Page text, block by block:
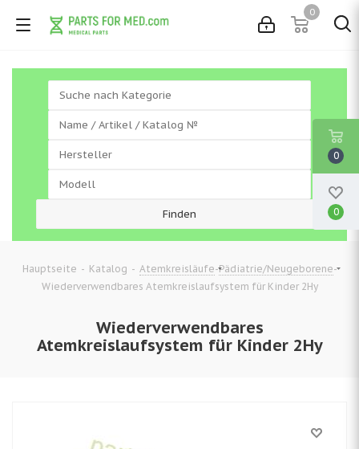
0
Hauptseite - Katalog - Atemkreisläufe-Pädiatrie/Neugeborene-
Wiederverwendbares Atemkreislaufsystem für Kinder 2Hy
Wiederverwendbares
Atemkreislaufsystem für Kinder 2Hy
0
0